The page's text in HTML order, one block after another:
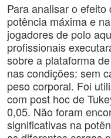
Para analisar o
potência máxima e
jogadores de polo
profissionais
sobre a plataforma
nas condições: sem
peso corporal. Foi
com post hoc de
0,05. Não foram
significativas na